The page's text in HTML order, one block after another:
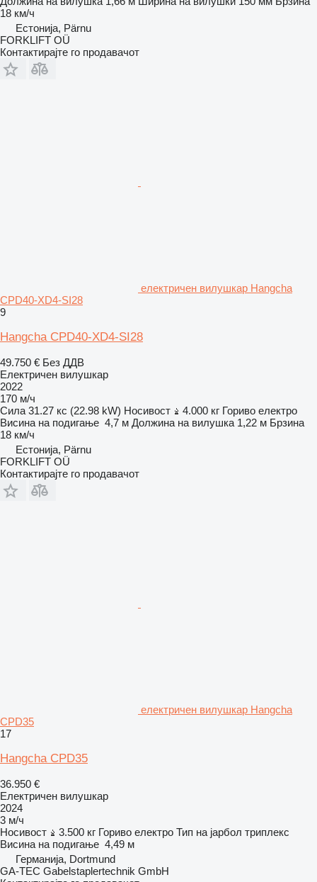
18 км/ч
Естонија, Pärnu
FORKLIFT OÜ
Контактирајте го продавачот
електричен вилушкар Hangcha
CPD40-XD4-SI28
9
Hangcha CPD40-XD4-SI28
49.750 € Без ДДВ
Електричен вилушкар
2022
170 м/ч
Сила 31.27 кс (22.98 kW) Носивост 4.000 кг Гориво електро
Висина на подигање 4,7 м Должина на вилушка 1,22 м Брзина
18 км/ч
Естонија, Pärnu
FORKLIFT OÜ
Контактирајте го продавачот
електричен вилушкар Hangcha
CPD35
17
Hangcha CPD35
36.950 €
Електричен вилушкар
2024
3 м/ч
Носивост
3.500 кг Гориво електро Тип на јарбол триплекс
Висина на подигање 4,49 м
Германија, Dortmund
GA-TEC Gabelstaplertechnik GmbH